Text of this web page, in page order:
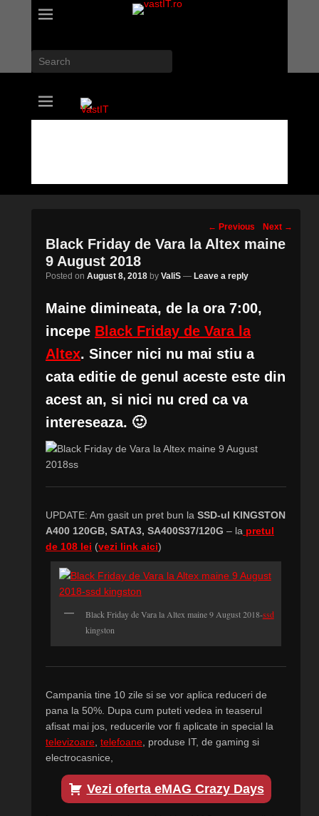
Search
vastIT.ro
Blog de Tehnologie
Post
navigation
← Previous Next →
Black Friday de Vara la Altex maine
9 August 2018
Posted on August 8, 2018 by ValiS — Leave a reply
Maine dimineata, de la ora 7:00,
incepe Black Friday de Vara la
Altex. Sincer nici nu mai stiu a
cata editie de genul aceste este din
acest an, si nici nu cred ca va
intereseaza. 🙂
UPDATE: Am gasit un pret bun la SSD-ul KINGSTON
A400 120GB, SATA3, SA400S37/120G – la pretul
de 108 lei (vezi link aici)
Black Friday de Vara la Altex maine 9 August 2018-ssd
kingston
Campania tine 10 zile si se vor aplica reduceri de
pana la 50%. Dupa cum puteti vedea in teaserul
afisat mai jos, reducerile vor fi aplicate in special la
televizoare telefoane , produse IT, de gaming si
electrocasnice,
Vezi oferta eMAG Crazy Days